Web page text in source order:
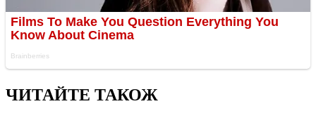
ЧИТАЙТЕ ТАКОЖ